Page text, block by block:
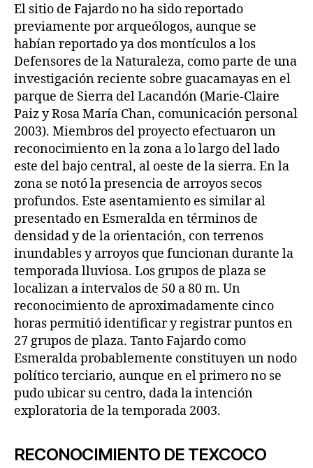
El sitio de Fajardo no ha sido reportado
previamente por arqueólogos, aunque se
habían reportado ya dos montículos a los
Defensores de la Naturaleza, como parte de una
investigación reciente sobre guacamayas en el
parque de Sierra del Lacandón (Marie-Claire
Paiz y Rosa María Chan, comunicación personal
2003). Miembros del proyecto efectuaron un
reconocimiento en la zona a lo largo del lado
este del bajo central, al oeste de la sierra. En la
zona se notó la presencia de arroyos secos
profundos. Este asentamiento es similar al
presentado en Esmeralda en términos de
densidad y de la orientación, con terrenos
inundables y arroyos que funcionan durante la
temporada lluviosa. Los grupos de plaza se
localizan a intervalos de 50 a 80 m. Un
reconocimiento de aproximadamente cinco
horas permitió identificar y registrar puntos en
27 grupos de plaza. Tanto Fajardo como
Esmeralda probablemente constituyen un nodo
político terciario, aunque en el primero no se
pudo ubicar su centro, dada la intención
exploratoria de la temporada 2003.
RECONOCIMIENTO DE TEXCOCO